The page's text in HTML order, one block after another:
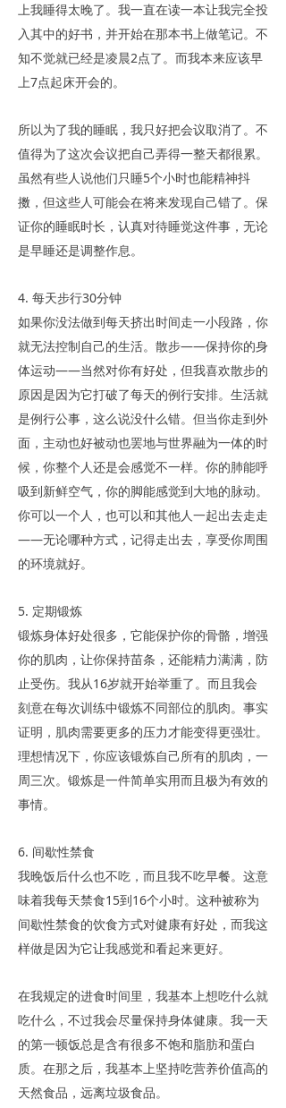
上我睡得太晚了。我一直在读一本让我完全投
入其中的好书，并开始在那本书上做笔记。不
知不觉就已经是凌晨2点了。而我本来应该早
上7点起床开会的。
所以为了我的睡眠，我只好把会议取消了。不
值得为了这次会议把自己弄得一整天都很累。
虽然有些人说他们只睡5个小时也能精神抖
擞，但这些人可能会在将来发现自己错了。保
证你的睡眠时长，认真对待睡觉这件事，无论
是早睡还是调整作息。
4. 每天步行30分钟
如果你没法做到每天挤出时间走一小段路，你
就无法控制自己的生活。散步——保持你的身
体运动——当然对你有好处，但我喜欢散步的
原因是因为它打破了每天的例行安排。生活就
是例行公事，这么说没什么错。但当你走到外
面，主动也好被动也罢地与世界融为一体的时
候，你整个人还是会感觉不一样。你的肺能呼
吸到新鲜空气，你的脚能感觉到大地的脉动。
你可以一个人，也可以和其他人一起出去走走
——无论哪种方式，记得走出去，享受你周围
的环境就好。
5. 定期锻炼
锻炼身体好处很多，它能保护你的骨骼，增强
你的肌肉，让你保持苗条，还能精力满满，防
止受伤。我从16岁就开始举重了。而且我会
刻意在每次训练中锻炼不同部位的肌肉。事实
证明，肌肉需要更多的压力才能变得更强壮。
理想情况下，你应该锻炼自己所有的肌肉，一
周三次。锻炼是一件简单实用而且极为有效的
事情。
6. 间歇性禁食
我晚饭后什么也不吃，而且我不吃早餐。这意
味着我每天禁食15到16个小时。这种被称为
间歇性禁食的饮食方式对健康有好处，而我这
样做是因为它让我感觉和看起来更好。
在我规定的进食时间里，我基本上想吃什么就
吃什么，不过我会尽量保持身体健康。我一天
的第一顿饭总是含有很多不饱和脂肪和蛋白
质。在那之后，我基本上坚持吃营养价值高的
天然食品，远离垃圾食品。